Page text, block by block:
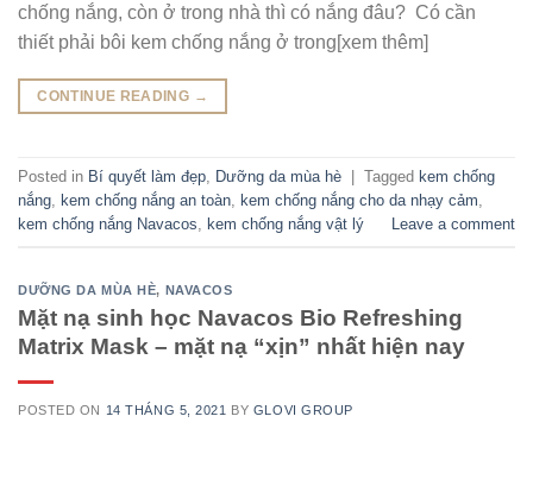
chống nắng, còn ở trong nhà thì có nắng đâu? Có cần
thiết phải bôi kem chống nắng ở trong[xem thêm]
CONTINUE READING →
Posted in Bí quyết làm đẹp, Dưỡng da mùa hè Tagged kem chống
nắng, kem chống nắng an toàn, kem chống nắng cho da nhạy cảm,
kem chống nắng Navacos, kem chống nắng vật lý Leave a comment
DƯỠNG DA MÙA HÈ, NAVACOS
Mặt nạ sinh học Navacos Bio Refreshing
Matrix Mask – mặt nạ “xịn” nhất hiện nay
POSTED ON 14 THÁNG 5, 2021 BY GLOVI GROUP